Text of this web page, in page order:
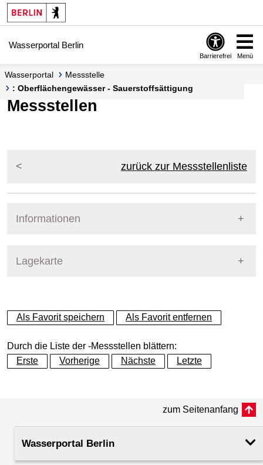
Springe zur Navigation
Springe zum Inhalt
Wasserportal Berlin
Barrierefrei Menü
Wasserportal
Messstelle
: Oberflächengewässer - Sauerstoffsättigung
Messstellen
zurück zur Messstellenliste
Informationen
Lagekarte
+
−
Als Favorit speichern Als Favorit entfernen
Durch die Liste der -Messstellen blättern:
Erste
Vorherige Nächste Letzte
zum Seitenanfang
Wasserportal Berlin